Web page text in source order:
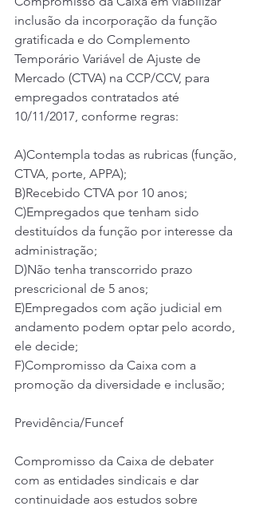
inclusão da incorporação da função
gratificada e do Complemento
Temporário Variável de Ajuste de
Mercado (CTVA) na CCP/CCV, para
empregados contratados até
10/11/2017, conforme regras:
A)Contempla todas as rubricas (função,
CTVA, porte, APPA);
B)Recebido CTVA por 10 anos;
C)Empregados que tenham sido
destituídos da função por interesse da
administração;
D)Não tenha transcorrido prazo
prescricional de 5 anos;
E)Empregados com ação judicial em
andamento podem optar pelo acordo,
ele decide;
F)Compromisso da Caixa com a
promoção da diversidade e inclusão;
Previdência/Funcef
Compromisso da Caixa de debater
com as entidades sindicais e dar
continuidade aos estudos sobre